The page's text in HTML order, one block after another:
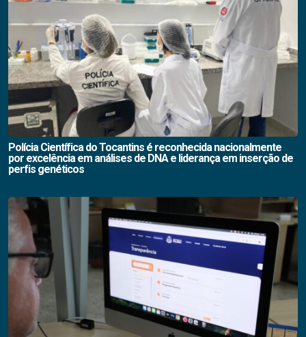
Polícia Científica do Tocantins é reconhecida nacionalmente
por excelência em análises de DNA e liderança em inserção de
perfis genéticos